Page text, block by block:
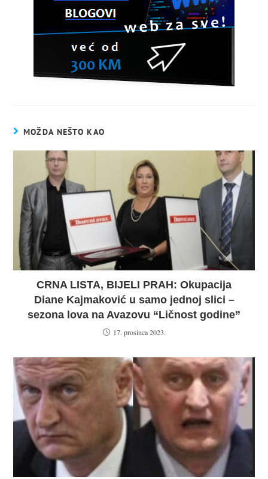
MOŽDA NEŠTO KAO
CRNA LISTA, BIJELI PRAH: Okupacija
Diane Kajmaković u samo jednoj slici –
sezona lova na Avazovu “Ličnost godine”
17. prosinca 2023.